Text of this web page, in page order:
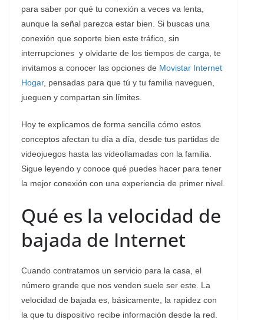
para saber por qué tu conexión a veces va lenta,
aunque la señal parezca estar bien. Si buscas una
conexión que soporte bien este tráfico, sin
interrupciones y olvidarte de los tiempos de carga, te
invitamos a conocer las opciones de Movistar Internet
Hogar, pensadas para que tú y tu familia naveguen,
jueguen y compartan sin límites.
Hoy te explicamos de forma sencilla cómo estos
conceptos afectan tu día a día, desde tus partidas de
videojuegos hasta las videollamadas con la familia.
Sigue leyendo y conoce qué puedes hacer para tener
la mejor conexión con una experiencia de primer nivel.
Qué es la velocidad de
bajada de Internet
Cuando contratamos un servicio para la casa, el
número grande que nos venden suele ser este. La
velocidad de bajada es, básicamente, la rapidez con
la que tu dispositivo recibe información desde la red.